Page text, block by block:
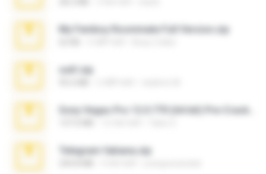
My Femboy Roommate Full Version.zip
ouh!.zip
Telegram fabiana.zip